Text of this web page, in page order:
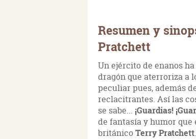
Resumen y
Pratchett
Un ejército de enanos
dragón que aterroriza a
peculiar pues, además
reclacitrantes. Así las
se sabe... ¡Guardias!
de fantasía y humor que
británicoTerry Pratchett.